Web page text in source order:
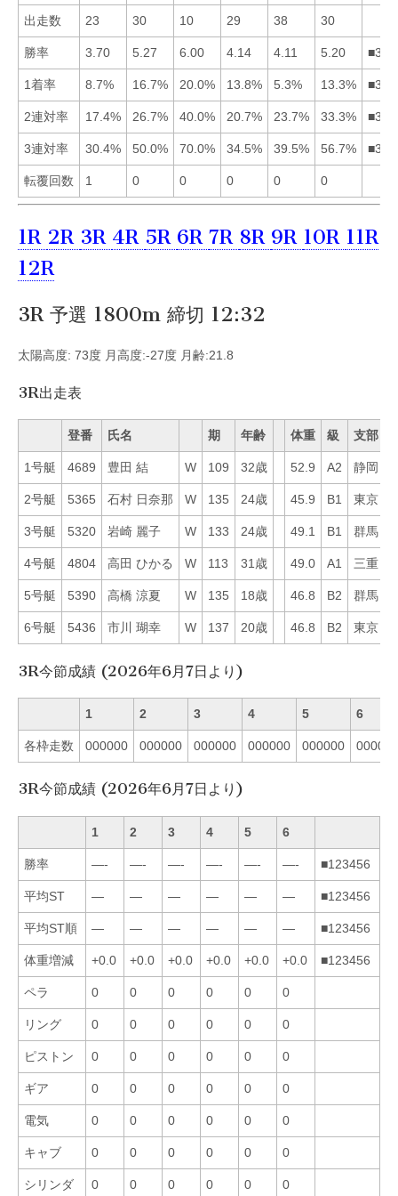
出走数 23 30 10 29 38 30
勝率 3.70 5.27 6.00 4.14 4.11 5.20
1着率 8.7% 16.7% 20.0% 13.8% 5.3% 13.3%
2連対率 17.4% 26.7% 40.0% 20.7% 23.7% 33.3%
3連対率 30.4% 50.0% 70.0% 34.5% 39.5% 56.7%
転覆回数 1 0 0 0 0 0
1R 2R 3R 4R 5R 6R 7R 8R 9R 10R 11R
12R
3R 予選 1800m 締切 12:32
太陽高度: 73度 月高度:-27度 月齢:21.8
3R出走表
登番 氏名 期 年齢 体重 級 支部
1号艇 4689 豊田 結 W 109 32歳 52.9 A2 静岡
2号艇 5365 石村 日奈那 W 135 24歳 45.9 B1 東京
3号艇 5320 岩崎 麗子 W 133 24歳 49.1 B1 群馬
4号艇 4804 高田 ひかる W 113 31歳 49.0 A1 三重
5号艇 5390 高橋 涼夏 W 135 18歳 46.8 B2 群馬
6号艇 5436 市川 瑚幸 W 137 20歳 46.8 B2 東京
3R今節成績 (2026年6月7日より)
1 2 3 4 5 6
各枠走数 000000 000000 000000 000000 000000 000000
3R今節成績 (2026年6月7日より)
1 2 3 4 5 6
勝率 —- —- —- —- —- —- ■123456
平均ST — — — — — — ■123456
平均ST順 — — — — — — ■123456
体重増減 +0.0 +0.0 +0.0 +0.0 +0.0 +0.0 ■123456
ペラ 0 0 0 0 0 0
リング 0 0 0 0 0 0
ピストン 0 0 0 0 0 0
ギア 0 0 0 0 0 0
電気 0 0 0 0 0 0
キャブ 0 0 0 0 0 0
シリンダ 0 0 0 0 0 0